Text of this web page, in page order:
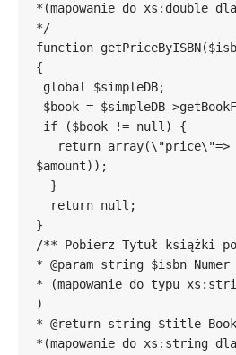
*(mapowanie do xs:double dla
*/
function
{
$amount));
}
/** Pobierz Tytuł książki po
* @param string $isbn
* (mapowanie do typu
)
* @return string $title
*(mapowanie do xs:string dla